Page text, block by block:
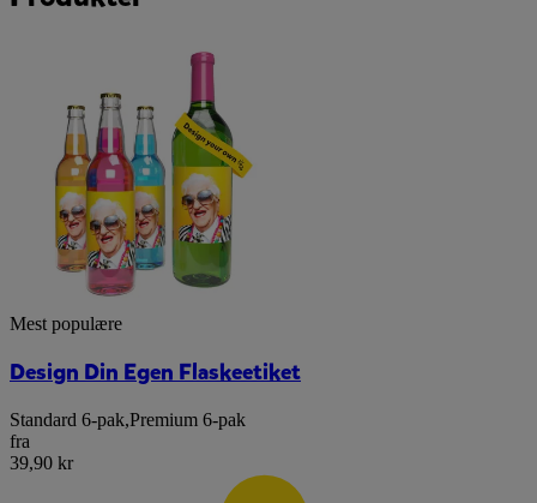
Mest populære
Design Din Egen Flaskeetiket
Standard 6-pak,Premium 6-pak
fra
39,90 kr